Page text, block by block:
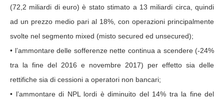
(72,2 miliardi di euro) è stato stimato a 13 miliardi circa, quindi
ad un prezzo medio pari al 18%, con operazioni principalmente
svolte nel segmento mixed (misto secured ed unsecured);
• l’ammontare delle sofferenze nette continua a scendere (-24%
tra la fine del 2016 e novembre 2017) per effetto sia delle
rettifiche sia di cessioni a operatori non bancari;
• l’ammontare di NPL lordi è diminuito del 14% tra la fine del